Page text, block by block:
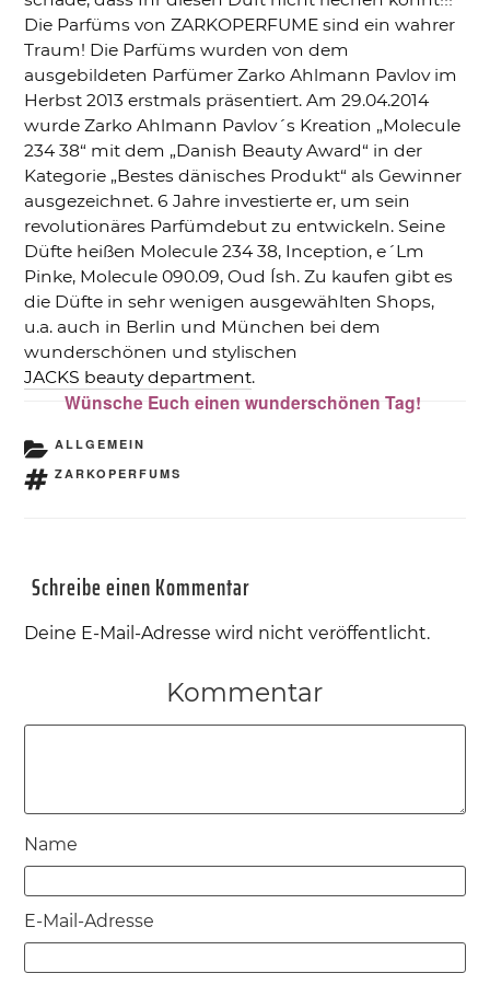
Die Parfüms von ZARKOPERFUME sind ein wahrer
Traum! Die Parfüms wurden von dem
ausgebildeten Parfümer Zarko Ahlmann Pavlov im
Herbst 2013 erstmals präsentiert. Am 29.04.2014
wurde Zarko Ahlmann Pavlov´s Kreation „Molecule
234 38“ mit dem „Danish Beauty Award“ in der
Kategorie „Bestes dänisches Produkt“ als Gewinner
ausgezeichnet. 6 Jahre investierte er, um sein
revolutionäres Parfümdebut zu entwickeln. Seine
Düfte heißen Molecule 234 38, Inception, e´Lm
Pinke, Molecule 090.09, Oud Ísh. Zu kaufen gibt es
die Düfte in sehr wenigen ausgewählten Shops,
u.a. auch in Berlin und München bei dem
wunderschönen und stylischen
JACKS beauty department.
Wünsche Euch einen wunderschönen Tag!
KATEGORIEN
ALLGEMEIN
SCHLAGWÖRTER
ZARKOPERFUMS
Schreibe einen Kommentar
Deine E-Mail-Adresse wird nicht veröffentlicht.
Kommentar
Name
E-Mail-Adresse